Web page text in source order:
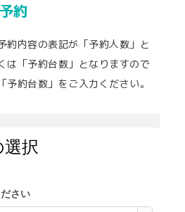
約
内容の表記が「予約人数」と
は「予約台数」となりますので
予約台数」をご入力ください。